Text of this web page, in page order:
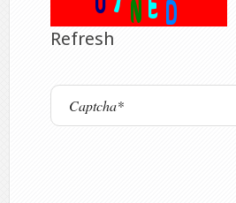
Refresh